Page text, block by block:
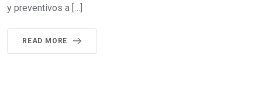
y preventivos a […]
READ MORE